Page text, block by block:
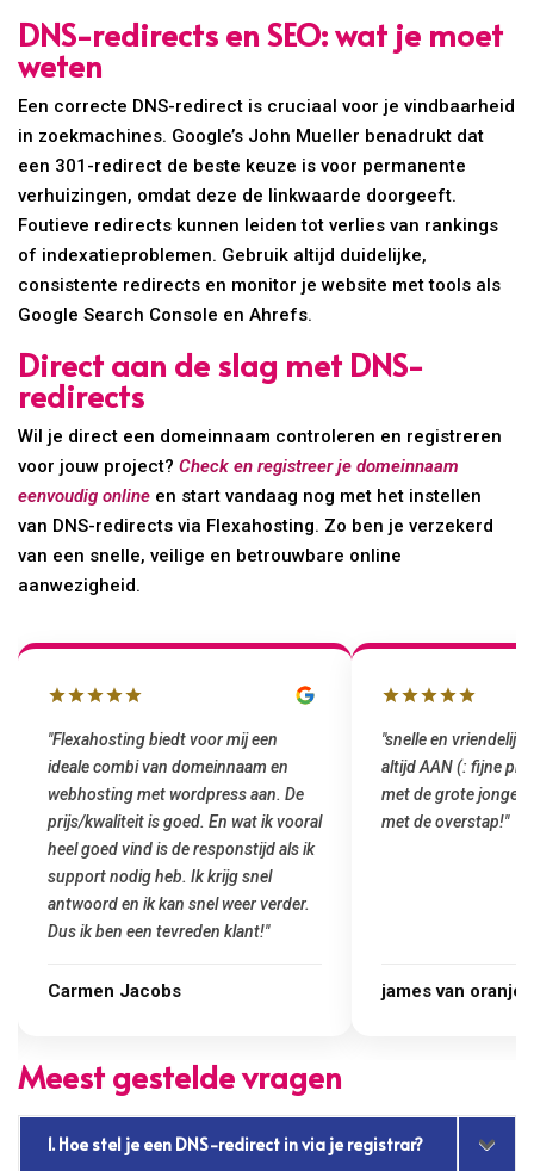
DNS-redirects en SEO: wat je moet
weten
Een correcte DNS-redirect is cruciaal voor je vindbaarheid
in zoekmachines. Google’s John Mueller benadrukt dat
een 301-redirect de beste keuze is voor permanente
verhuizingen, omdat deze de linkwaarde doorgeeft.
Foutieve redirects kunnen leiden tot verlies van rankings
of indexatieproblemen. Gebruik altijd duidelijke,
consistente redirects en monitor je website met tools als
Google Search Console en Ahrefs.
Direct aan de slag met DNS-
redirects
Wil je direct een domeinnaam controleren en registreren
voor jouw project?Check en registreer je domeinnaam
eenvoudig online en start vandaag nog met het instellen
van DNS-redirects via Flexahosting. Zo ben je verzekerd
van een snelle, veilige en betrouwbare online
aanwezigheid.
mij een
en
aan. De
En wat ik vooral
responstijd als ik
krijg snel
weer verder.
klant!"
"snelle en vriendelijke service. staat
altijd AAN (: fijne prijzen vergeleken
met de grote jongens en dus nu al blij
met de overstap!"
Meest gestelde vragen
1. Hoe stel je een DNS-redirect in via je registrar?